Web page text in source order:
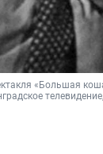
«Большая